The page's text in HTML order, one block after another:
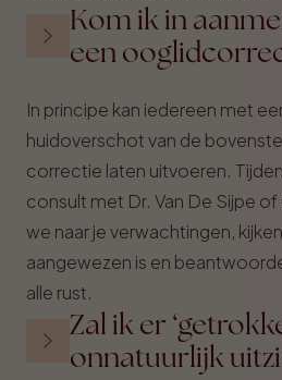
Kom ik in
een
In principe kan iedereen met
huidoverschot van de
correctie laten uitvoeren.
consult met Dr. Van De Sijpe
we naar je verwachtingen,
aangewezen is en
alle rust.
Zal ik er
onnatuurlijk